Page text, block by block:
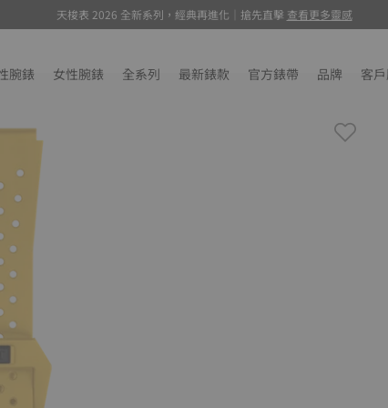
天梭表 2026 全新系列，經典再進化｜搶先直擊 查看更多靈感
腕錶 女性腕錶 全系列 最新錶款 官方錶帶 品牌 客